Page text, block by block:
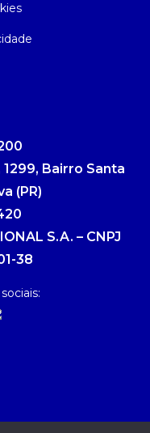
Bairro Santa
(PR)
S.A. – CNPJ
38